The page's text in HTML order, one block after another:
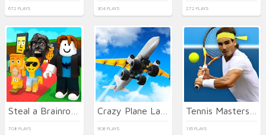
672 PLAYS 304 PLAYS 272 PLAYS
708 PLAYS 908 PLAYS 135 PLAYS